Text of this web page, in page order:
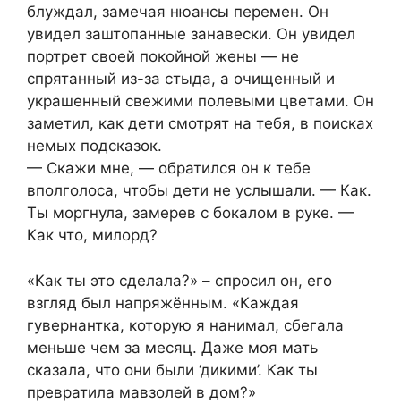
блуждал, замечая нюансы перемен. Он
увидел заштопанные занавески. Он увидел
портрет своей покойной жены — не
спрятанный из-за стыда, а очищенный и
украшенный свежими полевыми цветами. Он
заметил, как дети смотрят на тебя, в поисках
немых подсказок.
— Скажи мне, — обратился он к тебе
вполголоса, чтобы дети не услышали. — Как.
Ты моргнула, замерев с бокалом в руке. —
Как что, милорд?
«Как ты это сделала?» – спросил он, его
взгляд был напряжённым. «Каждая
гувернантка, которую я нанимал, сбегала
меньше чем за месяц. Даже моя мать
сказала, что они были ‘дикими’. Как ты
превратила мавзолей в дом?»